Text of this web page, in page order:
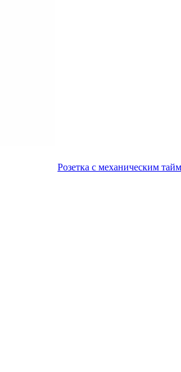
Розетка с механическим